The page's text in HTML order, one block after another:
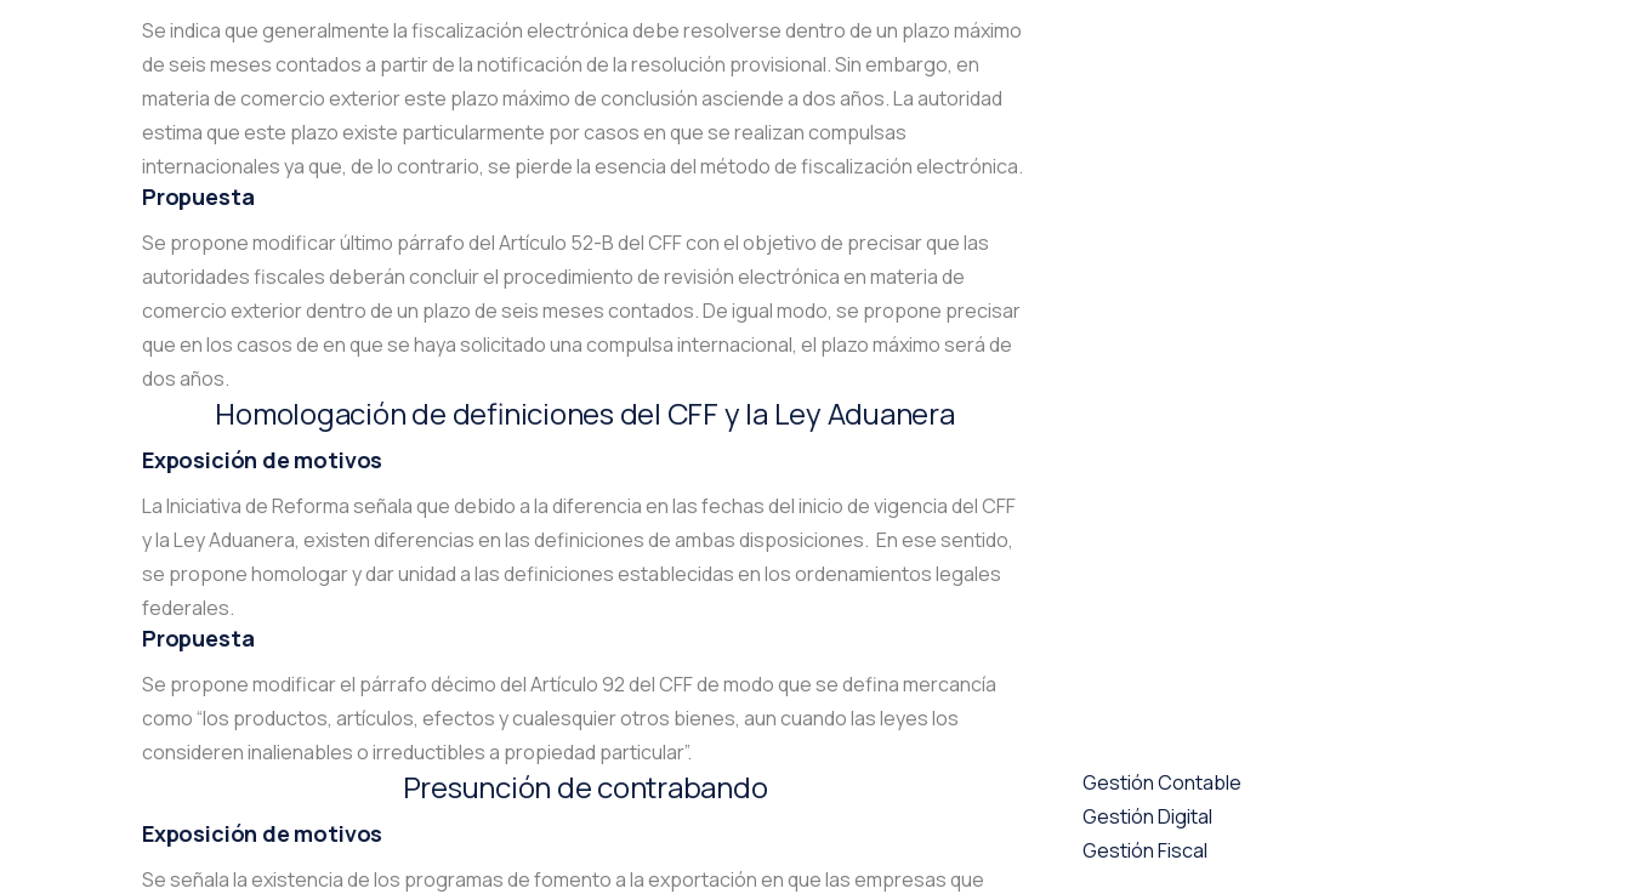
Se indica que generalmente la fiscalización electrónica debe resolverse dentro de un plazo máximo
de seis meses contados a partir de la notificación de la resolución provisional. Sin embargo, en
materia de comercio exterior este plazo máximo de conclusión asciende a dos años. La autoridad
estima que este plazo existe particularmente por casos en que se realizan compulsas
internacionales ya que, de lo contrario, se pierde la esencia del método de fiscalización electrónica.
Propuesta
Se propone modificar último párrafo del Artículo 52-B del CFF con el objetivo de precisar que las
autoridades fiscales deberán concluir el procedimiento de revisión electrónica en materia de
comercio exterior dentro de un plazo de seis meses contados. De igual modo, se propone precisar
que en los casos de en que se haya solicitado una compulsa internacional, el plazo máximo será de
dos años.
Homologación de definiciones del CFF y la Ley Aduanera
Exposición de motivos
La Iniciativa de Reforma señala que debido a la diferencia en las fechas del inicio de vigencia del CFF
y la Ley Aduanera, existen diferencias en las definiciones de ambas disposiciones. En ese sentido,
se propone homologar y dar unidad a las definiciones establecidas en los ordenamientos legales
federales.
Propuesta
Se propone modificar el párrafo décimo del Artículo 92 del CFF de modo que se defina mercancía
como “los productos, artículos, efectos y cualesquier otros bienes, aun cuando las leyes los
consideren inalienables o irreductibles a propiedad particular”.
Presunción de contrabando
Exposición de motivos
Se señala la existencia de los programas de fomento a la exportación en que las empresas que
Gestión Contable
Gestión Digital
Gestión Fiscal